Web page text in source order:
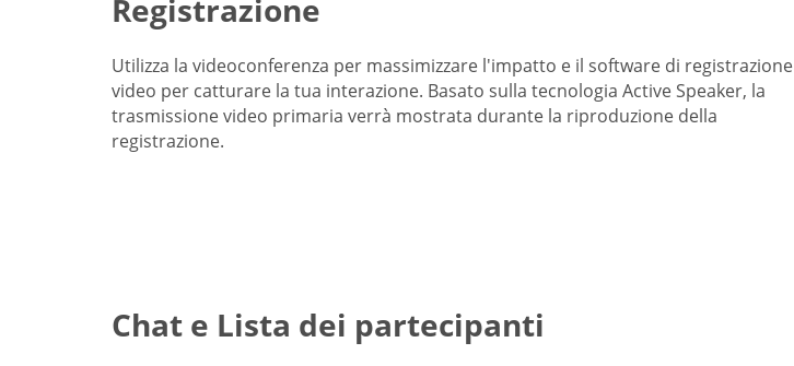
Registrazione
Utilizza la videoconferenza per massimizzare l'impatto e il software di registrazione
video per catturare la tua interazione. Basato sulla tecnologia Active Speaker, la
trasmissione video primaria verrà mostrata durante la riproduzione della
registrazione.
Chat e Lista dei partecipanti